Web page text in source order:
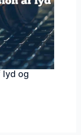
lyd og